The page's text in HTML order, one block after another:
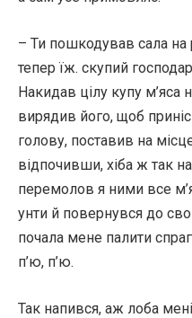
– Ти пошкодував сала на
тепер їж. скупий
Накидав цілу купу м’яса
вирядив його, щоб
голову, поставив на
відпочивши, хіба ж так
перемолов я ними все
унти й повернувся до
почала мене палити
п’ю, п’ю.
Так напився, аж лоба